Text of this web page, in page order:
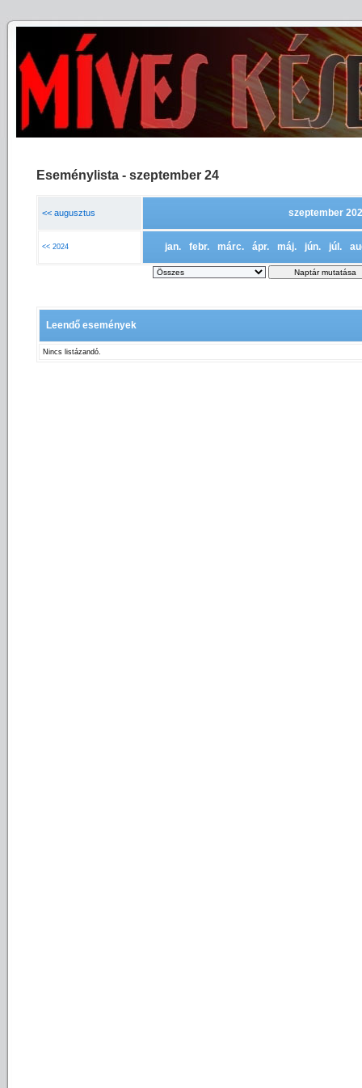
Eseménylista - szeptember 24
<< augusztus szeptember
<< 2024 jan. febr. márc. ápr. máj. jún. júl.
Leendő események
Nincs listázandó.